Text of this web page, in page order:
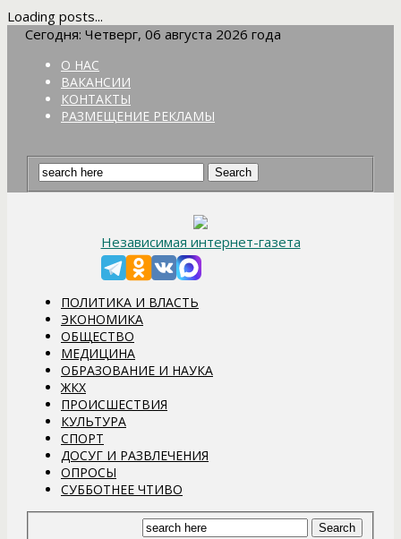
Loading posts...
Сегодня: Четверг, 06 августа 2026 года
О НАС
ВАКАНСИИ
КОНТАКТЫ
РАЗМЕЩЕНИЕ РЕКЛАМЫ
Независимая интернет-газета
ПОЛИТИКА И ВЛАСТЬ
ЭКОНОМИКА
ОБЩЕСТВО
МЕДИЦИНА
ОБРАЗОВАНИЕ И НАУКА
ЖКХ
ПРОИСШЕСТВИЯ
КУЛЬТУРА
СПОРТ
ДОСУГ И РАЗВЛЕЧЕНИЯ
ОПРОСЫ
СУББОТНЕЕ ЧТИВО